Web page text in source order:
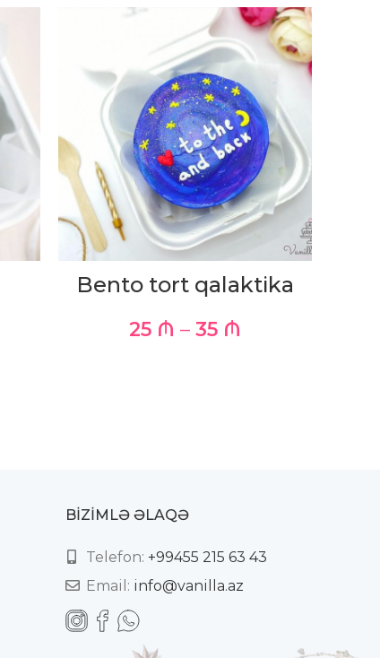
Bento tort qalaktika
25 ₼ – 35 ₼
BIZIMLƏ ƏLAQƏ
Telefon: +99455 215 63 43
Email: info@vanilla.az